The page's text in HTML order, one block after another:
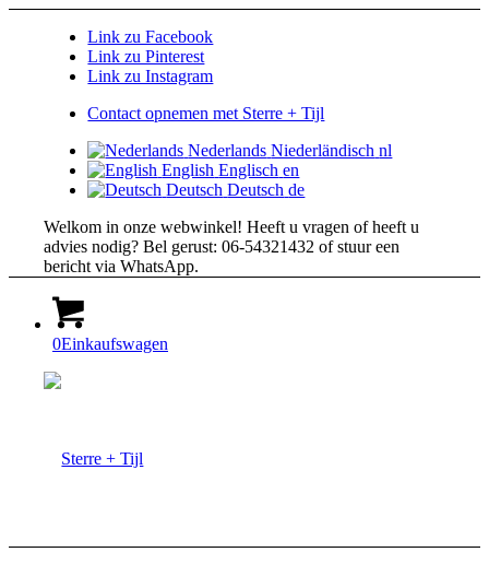
Link zu Facebook
Link zu Pinterest
Link zu Instagram
Contact opnemen met Sterre + Tijl
Nederlands Niederländisch nl
English Englisch en
Deutsch Deutsch de
Welkom in onze webwinkel! Heeft u vragen of heeft u
advies nodig? Bel gerust: 06-54321432 of stuur een
bericht via WhatsApp.
0Einkaufswagen